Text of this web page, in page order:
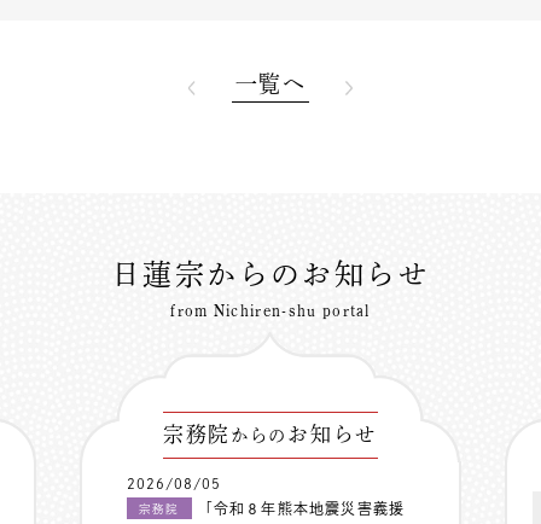
一覧へ
日蓮宗からのお知らせ
from Nichiren-shu portal
宗務院 からの お知らせ
2026/08/05
宗務院
「令和８年熊本地震災害義援